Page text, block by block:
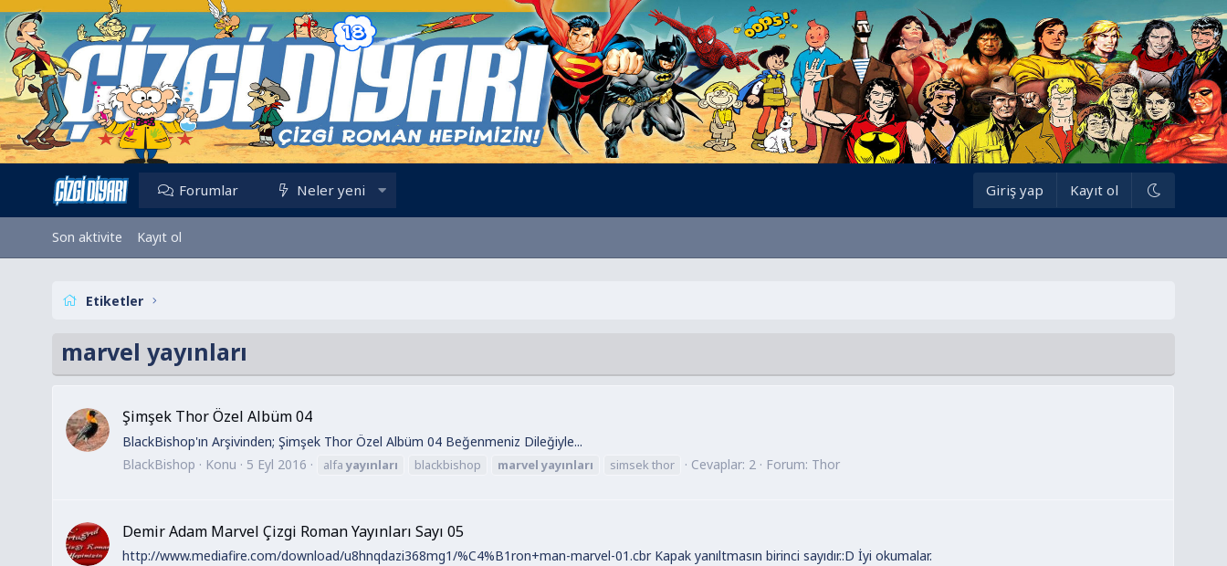
Forumlar Neler yeni Giriş yap Kayıt ol
Son aktivite Kayıt ol
Etiketler
marvel yayınları
Şimşek Thor Özel Albüm 04
BlackBishop'ın Arşivinden; Şimşek Thor Özel Albüm 04 Beğenmeniz Dileğiyle...
BlackBishop
Konu 5 Eyl 2016 alfayayınları blackbishop marvel yayınları simsek thor Cevaplar: 2 Forum: Thor
Demir Adam Marvel Çizgi Roman Yayınları Sayı 05
http://www.mediafire.com/download/u8hnqdazi368mg1/%C4%B1ron+man-marvel-01.cbr Kapak yanıltmasın birinci sayıdır.:D İyi okumalar.